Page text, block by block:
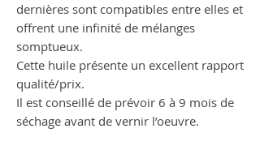
dernières sont compatibles entre elles et
offrent une infinité de mélanges
somptueux.
Cette huile présente un excellent rapport
qualité/prix.
Il est conseillé de prévoir 6 à 9 mois de
séchage avant de vernir l’oeuvre.